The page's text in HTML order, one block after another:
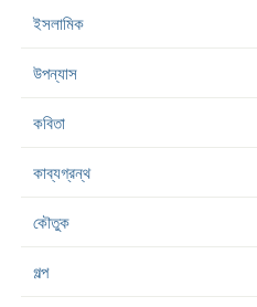
ইসলামিক
উপন্যাস
কবিতা
কাব্যগ্রন্থ
কৌতুক
গল্প